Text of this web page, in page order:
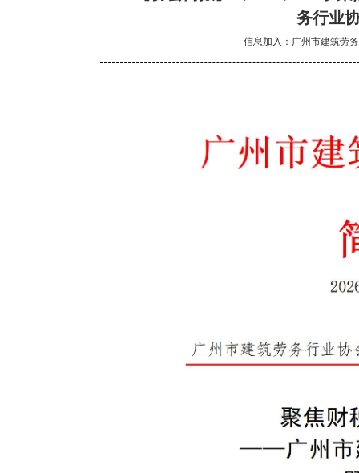
务行业
信息加入：广州市建筑劳